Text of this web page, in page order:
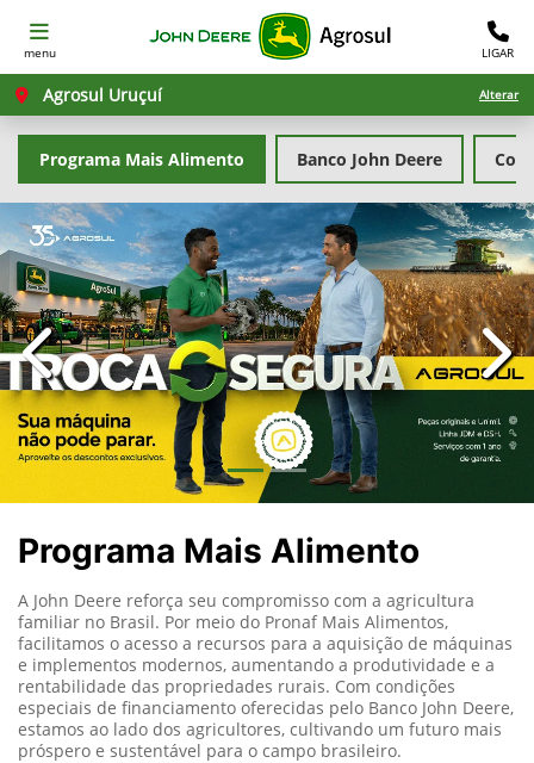
menu LIGAR
Agrosul Uruçuí Alterar
Banco John Deere
Programa Mais Alimento
templates.template-
Programa Mais Alimento
A John Deere reforça seu compromisso com a agricultura
familiar no Brasil. Por meio do Pronaf Mais Alimentos,
facilitamos o acesso a recursos para a aquisição de máquinas
e implementos modernos, aumentando a produtividade e a
rentabilidade das propriedades rurais. Com condições
especiais de financiamento oferecidas pelo Banco John Deere,
estamos ao lado dos agricultores, cultivando um futuro mais
próspero e sustentável para o campo brasileiro.